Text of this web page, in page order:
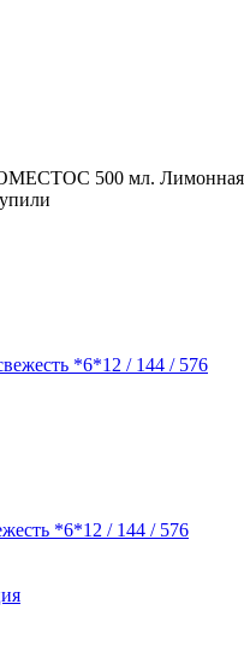
500 мл. Лимонная
*6*12 / 144 / 576